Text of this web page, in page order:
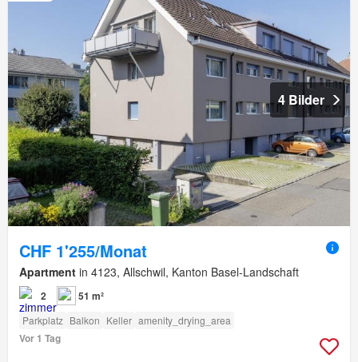
4 Bilder
CHF 1'255/Monat
Apartment in 4123, Allschwil, Kanton Basel-Landschaft
2 51 m²
Parkplatz Balkon Keller amenity_drying_area
Vor 1 Tag